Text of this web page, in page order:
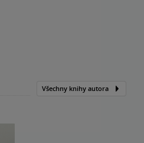
Všechny knihy autora